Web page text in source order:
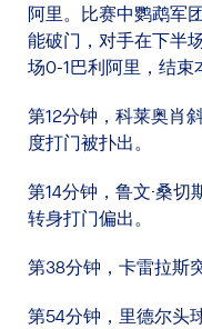
阿里。比赛中鹦鹉军
能破门，对手在下半
场0-1巴利阿里，结束
第12分钟，科莱奥肖
度打门被扑出。
第14分钟，鲁文·桑切
转身打门偏出。
第38分钟，卡雷拉斯
第54分钟，里德尔头